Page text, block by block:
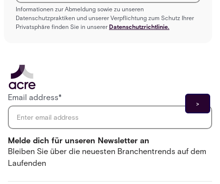
Informationen zur Abmeldung sowie zu unseren
Datenschutzpraktiken und unserer Verpflichtung zum Schutz Ihrer
Privatsphäre finden Sie in unserer Datenschutzrichtlinie.
Melde dich für unseren Newsletter an
Bleiben Sie über die neuesten Branchentrends auf dem
Laufenden
Email address*